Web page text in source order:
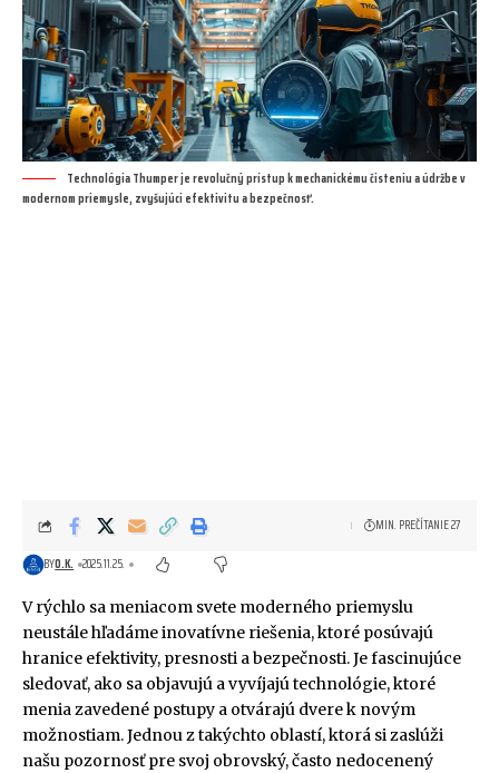
Technológia Thumper je revolučný prístup k mechanickému čisteniu a údržbe v
modernom priemysle, zvyšujúci efektivitu a bezpečnosť.
BYO.K. 2025.11.25.
MIN. PREČÍTANIE 27
V rýchlo sa meniacom svete moderného priemyslu
neustále hľadáme inovatívne riešenia, ktoré posúvajú
hranice efektivity, presnosti a bezpečnosti. Je fascinujúce
sledovať, ako sa objavujú a vyvíjajú technológie, ktoré
menia zavedené postupy a otvárajú dvere k novým
možnostiam. Jednou z takýchto oblastí, ktorá si zaslúži
našu pozornosť pre svoj obrovský, často nedocenený